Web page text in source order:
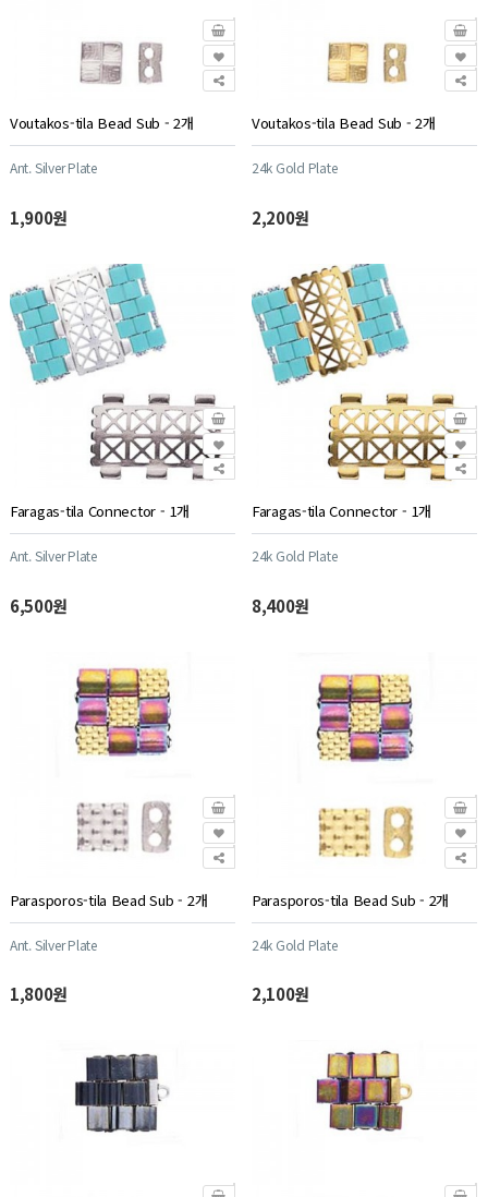
Voutakos-tila Bead Sub - 2개
Ant. Silver Plate
1,900원
Voutakos-tila Bead Sub - 2개
24k Gold Plate
2,200원
Faragas-tila Connector - 1개
Ant. Silver Plate
6,500원
Faragas-tila Connector - 1개
24k Gold Plate
8,400원
Parasporos-tila Bead Sub - 2개
Ant. Silver Plate
1,800원
Parasporos-tila Bead Sub - 2개
24k Gold Plate
2,100원